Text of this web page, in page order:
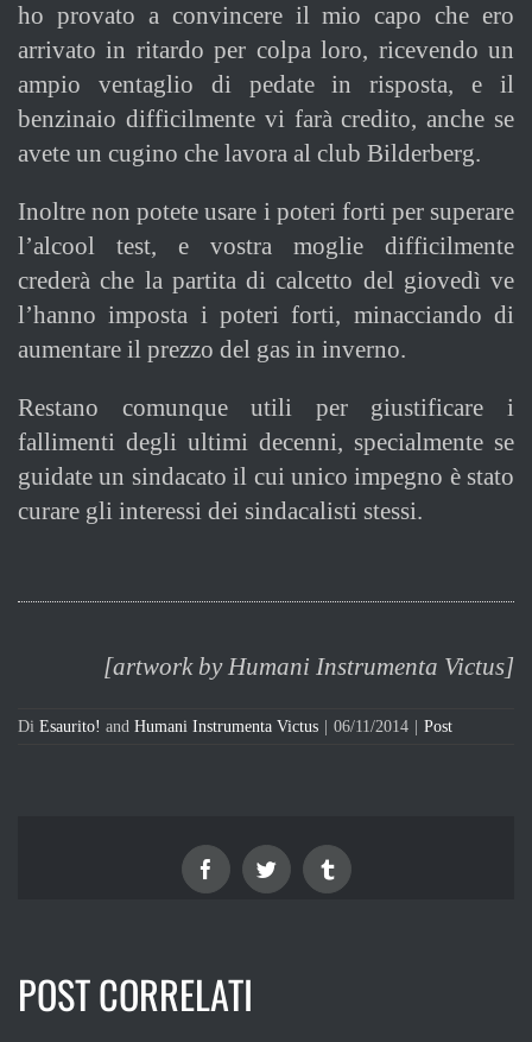
ho provato a convincere il mio capo che ero
arrivato in ritardo per colpa loro, ricevendo un
ampio ventaglio di pedate in risposta, e il
benzinaio difficilmente vi farà credito, anche se
avete un cugino che lavora al club Bilderberg.
Inoltre non potete usare i poteri forti per superare
l’alcool test, e vostra moglie difficilmente
crederà che la partita di calcetto del giovedì ve
l’hanno imposta i poteri forti, minacciando di
aumentare il prezzo del gas in inverno.
Restano comunque utili per giustificare i
fallimenti degli ultimi decenni, specialmente se
guidate un sindacato il cui unico impegno è stato
curare gli interessi dei sindacalisti stessi.
[artwork by Humani Instrumenta Victus]
Di Esaurito! and Humani Instrumenta Victus 06/11/2014 Post
FacebookTwitter Tumblr
POST CORRELATI